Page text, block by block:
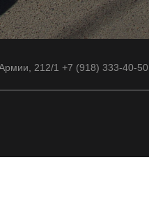
212/1 +7 (918) 333-40-50